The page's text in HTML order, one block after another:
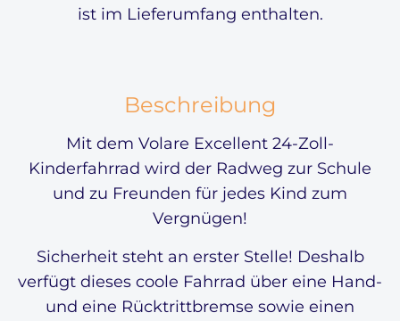
ist im Lieferumfang enthalten.
Beschreibung
Mit dem Volare Excellent 24-Zoll-
Kinderfahrrad wird der Radweg zur Schule
und zu Freunden für jedes Kind zum
Vergnügen!
Sicherheit steht an erster Stelle! Deshalb
verfügt dieses coole Fahrrad über eine Hand-
und eine Rücktrittbremse sowie einen